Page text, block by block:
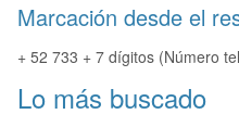
Marcación desde el
+ 52 733 + 7 dígitos (Número
Lo más buscado